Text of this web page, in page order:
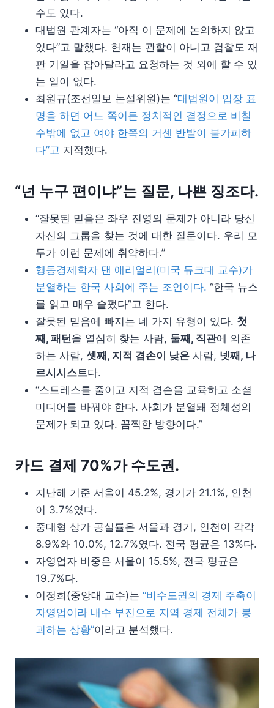
수도 있다.
대법원 관계자는 “아직 이 문제에 논의하지 않고
있다”고 말했다. 헌재는 관할이 아니고 검찰도 재
판 기일을 잡아달라고 요청하는 것 외에 할 수 있
는 일이 없다.
최원규(조선일보 논설위원)는 “대법원이 입장 표
명을 하면 어느 쪽이든 정치적인 결정으로 비칠
수밖에 없고 여야 한쪽의 거센 반발이 불가피하
다”고 지적했다.
“넌 누구 편이냐”는 질문, 나쁜 징조다.
“잘못된 믿음은 좌우 진영의 문제가 아니라 당신
자신의 그룹을 찾는 것에 대한 질문이다. 우리 모
두가 이런 문제에 취약하다.”
행동경제학자 댄 애리얼리(미국 듀크대 교수)가
분열하는 한국 사회에 주는 조언이다. “한국 뉴스
를 읽고 매우 슬펐다”고 한다.
잘못된 믿음에 빠지는 네 가지 유형이 있다. 첫
째, 패턴을 열심히 찾는 사람, 둘째, 직관에 의존
하는 사람, 셋째, 지적 겸손이 낮은 사람, 넷째, 나
르시시스트다.
“스트레스를 줄이고 지적 겸손을 교육하고 소셜
미디어를 바꿔야 한다. 사회가 분열돼 정체성의
문제가 되고 있다. 끔찍한 방향이다.”
카드 결제 70%가 수도권.
지난해 기준 서울이 45.2%, 경기가 21.1%, 인천
이 3.7%였다.
중대형 상가 공실률은 서울과 경기, 인천이 각각
8.9%와 10.0%, 12.7%였다. 전국 평균은 13%다.
자영업자 비중은 서울이 15.5%, 전국 평균은
19.7%다.
이정희(중앙대 교수)는 “비수도권의 경제 주축이
자영업이라 내수 부진으로 지역 경제 전체가 붕
괴하는 상황”이라고 분석했다.